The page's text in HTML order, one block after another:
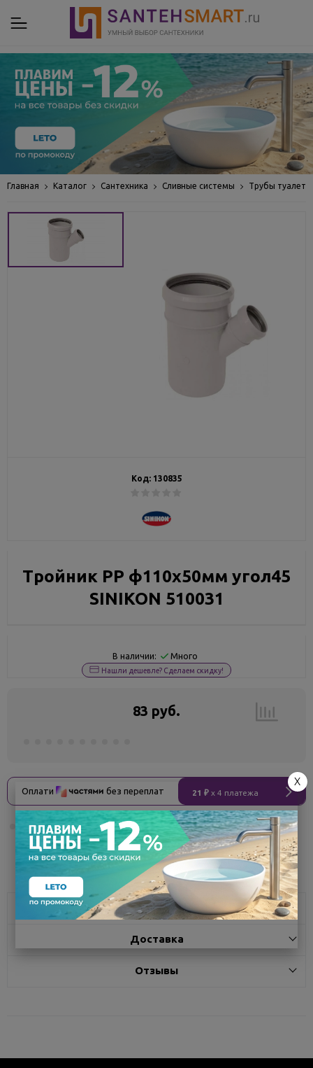
Главная Каталог Сантехника Сливные системы Трубы
Код: 130835
Тройник РР ф110х50мм угол45
SINIKON 510031
В наличии: Много
Нашли дешевле? Сделаем скидку!
83 руб.
Оплати без переплат 21 ₽ x 4 платежа
Поделиться
Характеристики
Доставка
Отзывы
X